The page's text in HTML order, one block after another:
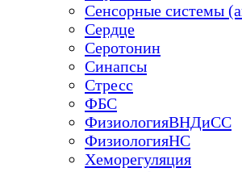
Сенсорные системы
Сердце
Серотонин
Синапсы
Стресс
ФБС
ФизиологияВНДиСС
ФизиологияНС
Хеморегуляция